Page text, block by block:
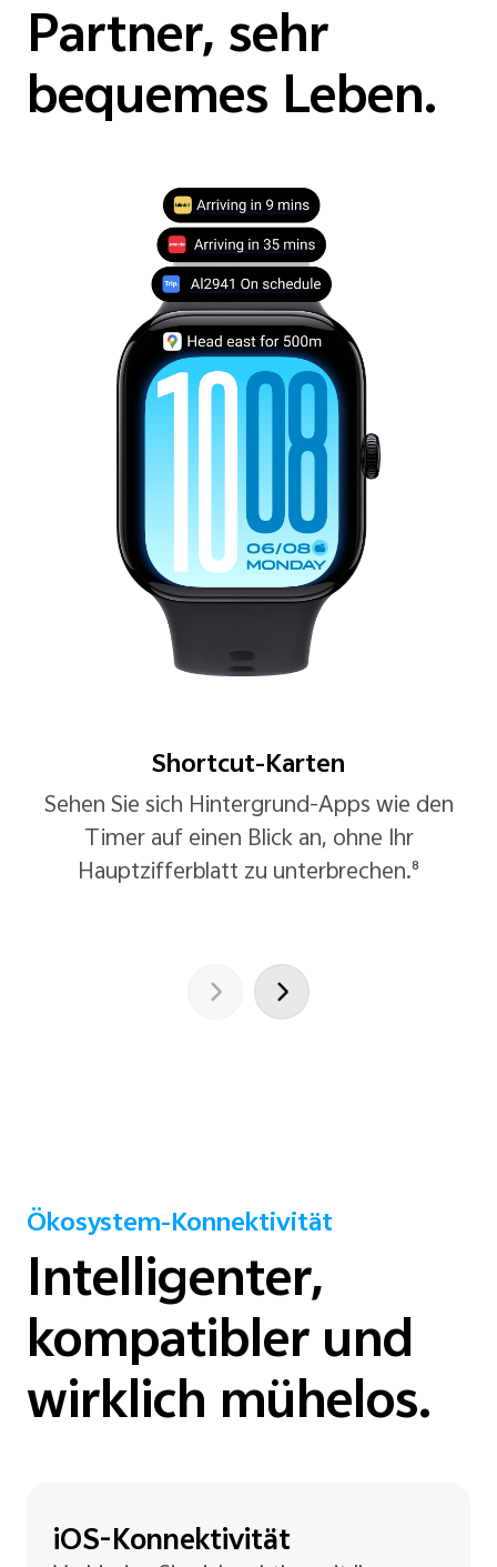
Partner, sehr
bequemes Leben.
Shortcut-Karten
Sehen Sie sich Hintergrund-Apps wie den
Timer auf einen Blick an, ohne Ihr
Hauptzifferblatt zu unterbrechen.⁸
Ökosystem-Konnektivität
Intelligenter,
kompatibler und
wirklich mühelos.
iOS-Konnektivität